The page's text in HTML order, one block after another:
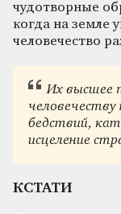
чудотворные
когда на земле
человечество
Их высшее
человечеству
бедствий,
исцеление
КСТАТИ